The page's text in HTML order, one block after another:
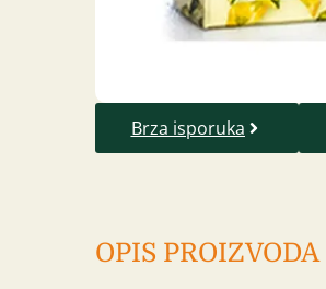
Brza isporuka
OPIS PROIZVODA